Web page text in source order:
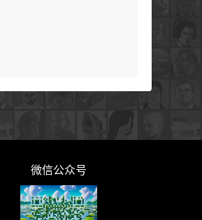
微信公众号